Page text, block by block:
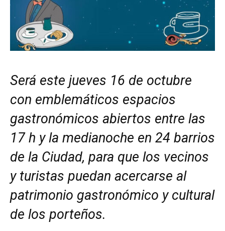
Será este jueves 16 de octubre
con emblemáticos espacios
gastronómicos abiertos entre las
17 h y la medianoche en 24 barrios
de la Ciudad, para que los vecinos
y turistas puedan acercarse al
patrimonio gastronómico y cultural
de los porteños.